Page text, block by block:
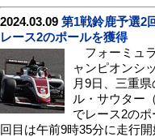
2024.03.09 第1戦鈴鹿予選2
レース2のポールを獲得
フォーミュ
ャンピオンシ
月9日、三重
ル・サウター
でレース2の
回目は午前9時35分に走行